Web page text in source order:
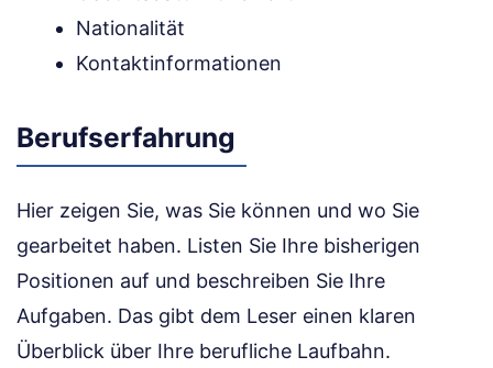
Nationalität
Kontaktinformationen
Berufserfahrung
Hier zeigen Sie, was Sie können und wo Sie
gearbeitet haben. Listen Sie Ihre bisherigen
Positionen auf und beschreiben Sie Ihre
Aufgaben. Das gibt dem Leser einen klaren
Überblick über Ihre berufliche Laufbahn.